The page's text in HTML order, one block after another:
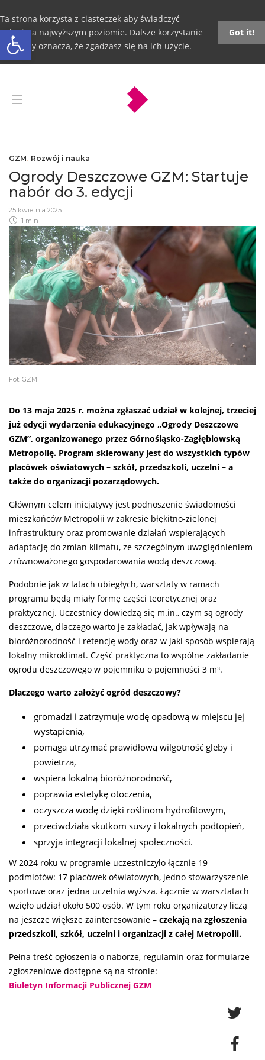
Otwórz pasek narzędzi
Ta strona korzysta z ciasteczek aby świadczyć
usługi na najwyższym poziomie. Dalsze korzystanie
ze strony oznacza, że zgadzasz się na ich użycie.
Got it!
GZM, Rozwój i nauka
Ogrody Deszczowe GZM: Startuje
nabór do 3. edycji
25 kwietnia 2025
1 min
Fot. GZM
Do 13 maja 2025 r. można zgłaszać udział w kolejnej, trzeciej
już edycji wydarzenia edukacyjnego „Ogrody Deszczowe
GZM”, organizowanego przez Górnośląsko-Zagłębiowską
Metropolię. Program skierowany jest do wszystkich typów
placówek oświatowych – szkół, przedszkoli, uczelni – a
także do organizacji pozarządowych.
Głównym celem inicjatywy jest podnoszenie świadomości
mieszkańców Metropolii w zakresie błękitno-zielonej
infrastruktury oraz promowanie działań wspierających
adaptację do zmian klimatu, ze szczególnym uwzględnieniem
zrównoważonego gospodarowania wodą deszczową.
Podobnie jak w latach ubiegłych, warsztaty w ramach
programu będą miały formę części teoretycznej oraz
praktycznej. Uczestnicy dowiedzą się m.in., czym są ogrody
deszczowe, dlaczego warto je zakładać, jak wpływają na
bioróżnorodność i retencję wody oraz w jaki sposób wspierają
lokalny mikroklimat. Część praktyczna to wspólne zakładanie
ogrodu deszczowego w pojemniku o pojemności 3 m³.
Dlaczego warto założyć ogród deszczowy?
gromadzi i zatrzymuje wodę opadową w miejscu jej
wystąpienia,
pomaga utrzymać prawidłową wilgotność gleby i
powietrza,
wspiera lokalną bioróżnorodność,
poprawia estetykę otoczenia,
oczyszcza wodę dzięki roślinom hydrofitowym,
przeciwdziała skutkom suszy i lokalnych podtopień,
sprzyja integracji lokalnej społeczności.
W 2024 roku w programie uczestniczyło łącznie 19
podmiotów: 17 placówek oświatowych, jedno stowarzyszenie
sportowe oraz jedna uczelnia wyższa. Łącznie w warsztatach
wzięło udział około 500 osób. W tym roku organizatorzy liczą
na jeszcze większe zainteresowanie – czekają na zgłoszenia
przedszkoli, szkół, uczelni i organizacji z całej Metropolii.
Pełna treść ogłoszenia o naborze, regulamin oraz formularze
zgłoszeniowe dostępne są na stronie:
Biuletyn Informacji Publicznej GZM